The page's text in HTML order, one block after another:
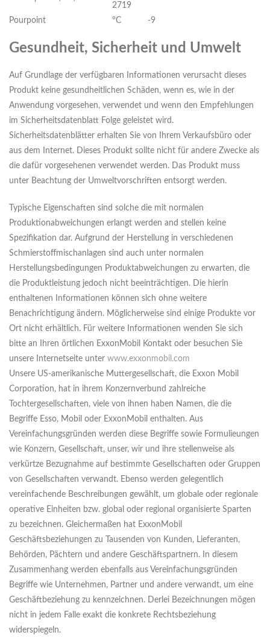
2719
Pourpoint °C -9
Gesundheit, Sicherheit und Umwelt
Auf Grundlage der verfügbaren Informationen verursacht dieses
Produkt keine gesundheitlichen Schäden, wenn es, wie in der
Anwendung vorgesehen, verwendet und wenn den Empfehlungen
im Sicherheitsdatenblatt Folge geleistet wird.
Sicherheitsdatenblätter erhalten Sie von Ihrem Verkaufsbüro oder
aus dem Internet. Dieses Produkt sollte nicht für andere Zwecke als
die dafür vorgesehenen verwendet werden. Das Produkt muss
unter Beachtung der Umweltvorschriften entsorgt werden.
Typische Eigenschaften sind solche die mit normalen
Produktionabweichungen erlangt werden and stellen keine
Spezifikation dar. Aufgrund der Herstellung in verschiedenen
Schmierstoffmischanlagen sind auch unter normalen
Herstellungsbedingungen Produktabweichungen zu erwarten, die
die Produktleistung jedoch nicht beeinträchtigen. Die hierin
enthaltenen Informationen können sich ohne weitere
Benachrichtigung ändern. Möglicherweise sind einige Produkte vor
Ort nicht erhältlich. Für weitere Informationen wenden Sie sich
bitte an Ihren örtlichen ExxonMobil Kontakt oder besuchen Sie
unsere Internetseite unter www.exxonmobil.com
Unsere US-amerikanische Muttergesellschaft, die Exxon Mobil
Corporation, hat in ihrem Konzernverbund zahlreiche
Tochtergesellschaften, viele von ihnen haben Namen, die die
Begriffe Esso, Mobil oder ExxonMobil enthalten. Aus
Vereinfachungsgründen werden diese Begriffe sowie Formulieungen
wie Konzern, Gesellschaft, unser, wir und ihre stellenweise als
verkürtze Bezugnahme auf bestimmte Gesellschaften oder Gruppen
von Gesellschaften verwandt. Ebenso werden gelegentlich
vereinfachende Beschreibungen gewählt, um globale oder regionale
operative Einheiten bzw. global oder regional organisierte Sparten
zu bezeichnen. Gleichermaßen hat ExxonMobil
Geschäftsbeziehungen zu Tausenden von Kunden, Lieferanten,
Behörden, Pächtern und andere Geschäftspartnern. In diesem
Zusammenhang werden ebenfalls aus Vereinfachungsgründen
Begriffe wie Unternehmen, Partner und andere verwandt, um eine
Geschäftbeziehung zu kennzeichnen. Derlei Bezeichnungen mögen
nicht in jedem Falle exakt die konkrete Rechtsbeziehung
widerspiegeln.